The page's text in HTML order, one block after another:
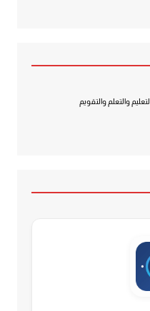
التعليم والتعلم والتقويم